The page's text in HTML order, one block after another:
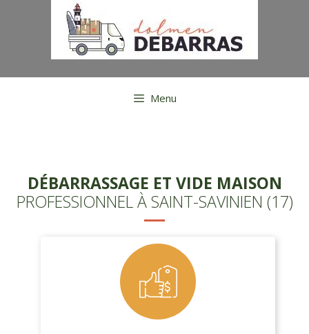
Menu
DÉBARRASSAGE ET VIDE MAISON
PROFESSIONNEL À SAINT-SAVINIEN (17)